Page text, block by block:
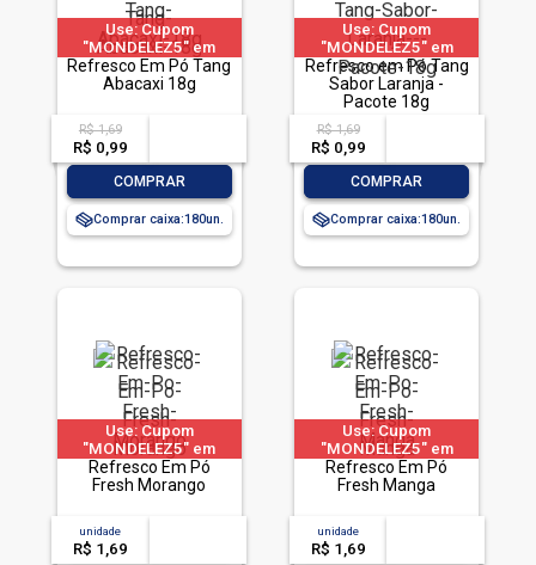
Use: Cupom
"MONDELEZ5" em
produtos selecionados
Refresco Em Pó Tang
Abacaxi 18g
R$ 1,69
R$ 0,99
COMPRAR
Comprar caixa:180
Use: Cupom
"MONDELEZ5" em
produtos selecionados
Refresco em Pó Tang
Sabor Laranja -
Pacote 18g
R$ 1,69
R$ 0,99
COMPRAR
Comprar caixa:180
Use: Cupom
"MONDELEZ5" em
produtos selecionados
Refresco Em Pó
Fresh Morango
unidade
R$ 1,69
Use: Cupom
"MONDELEZ5" em
produtos selecionados
Refresco Em Pó
Fresh Manga
unidade
R$ 1,69